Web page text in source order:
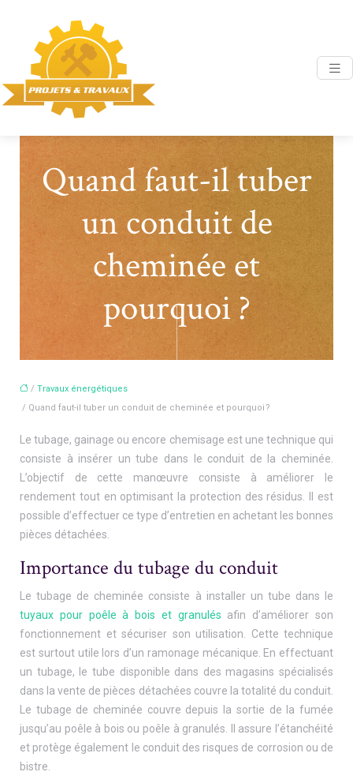
Quand faut-il tuber
un conduit de
cheminée et
pourquoi ?
/ Travaux énergétiques
/ Quand faut-il tuber un conduit de cheminée et pourquoi ?
Le tubage, gainage ou encore chemisage est une technique qui
consiste à insérer un tube dans le conduit de la cheminée.
L’objectif de cette manœuvre consiste à améliorer le
rendement tout en optimisant la protection des résidus. Il est
possible d’effectuer ce type d’entretien en achetant les bonnes
pièces détachées.
Importance du tubage du conduit
Le tubage de cheminée consiste à installer un tube dans le
tuyaux pour poêle à bois et granulés afin d’améliorer son
fonctionnement et sécuriser son utilisation. Cette technique
est surtout utile lors d’un ramonage mécanique. En effectuant
un tubage, le tube disponible dans des magasins spécialisés
dans la vente de pièces détachées couvre la totalité du conduit.
Le tubage de cheminée couvre depuis la sortie de la fumée
jusqu’au poêle à bois ou poêle à granulés. Il assure l’étanchéité
et protège également le conduit des risques de corrosion ou de
bistre.